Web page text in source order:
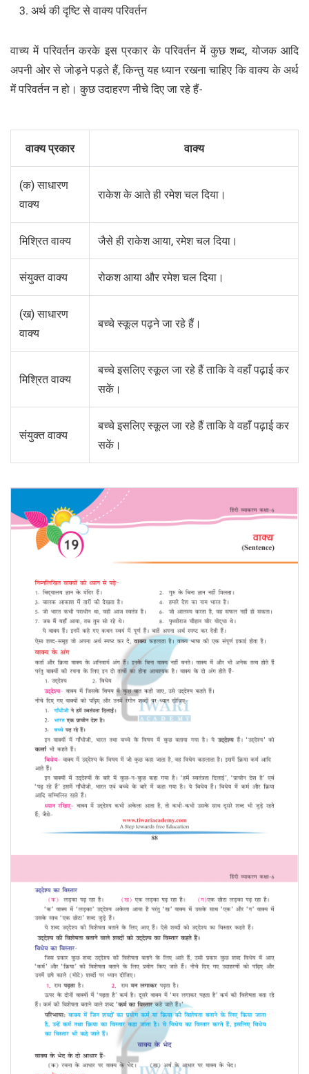
अर्थ की दृष्टि से वाक्य परिवर्तन
वाच्य में परिवर्तन करके इस प्रकार के परिवर्तन में कुछ शब्द, योजक आदि
अपनी ओर से जोड़ने पड़ते हैं, किन्तु यह ध्यान रखना चाहिए कि वाक्य के अर्थ
में परिवर्तन न हो। कुछ उदाहरण नीचे दिए जा रहे हैं-
वाक्य प्रकार वाक्य
(क) साधारण
वाक्य
राकेश के आते ही रमेश चल दिया।
मिश्रित वाक्य जैसे ही राकेश आया, रमेश चल दिया।
संयुक्त वाक्य रोकश आया और रमेश चल दिया।
(ख) साधारण
वाक्य
बच्चे स्कूल पढ़ने जा रहे हैं।
मिश्रित वाक्य
बच्चे इसलिए स्कूल जा रहे हैं ताकि वे वहाँ पढ़ाई कर
सकें।
संयुक्त वाक्य
बच्चे इसलिए स्कूल जा रहे हैं ताकि वे वहाँ पढ़ाई कर
सकें।